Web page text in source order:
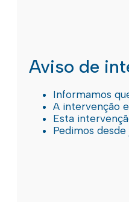
Aviso de
Informamos
A intervenção
Esta
Pedimos